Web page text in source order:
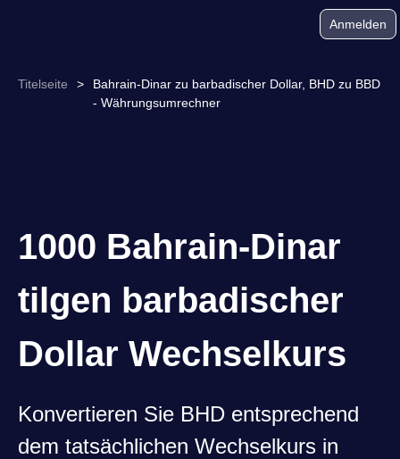
Anmelden
Titelseite >
Bahrain-Dinar zu barbadischer Dollar, BHD zu BBD
- Währungsumrechner
1000 Bahrain-Dinar
tilgen barbadischer
Dollar Wechselkurs
Konvertieren Sie BHD entsprechend
dem tatsächlichen Wechselkurs in